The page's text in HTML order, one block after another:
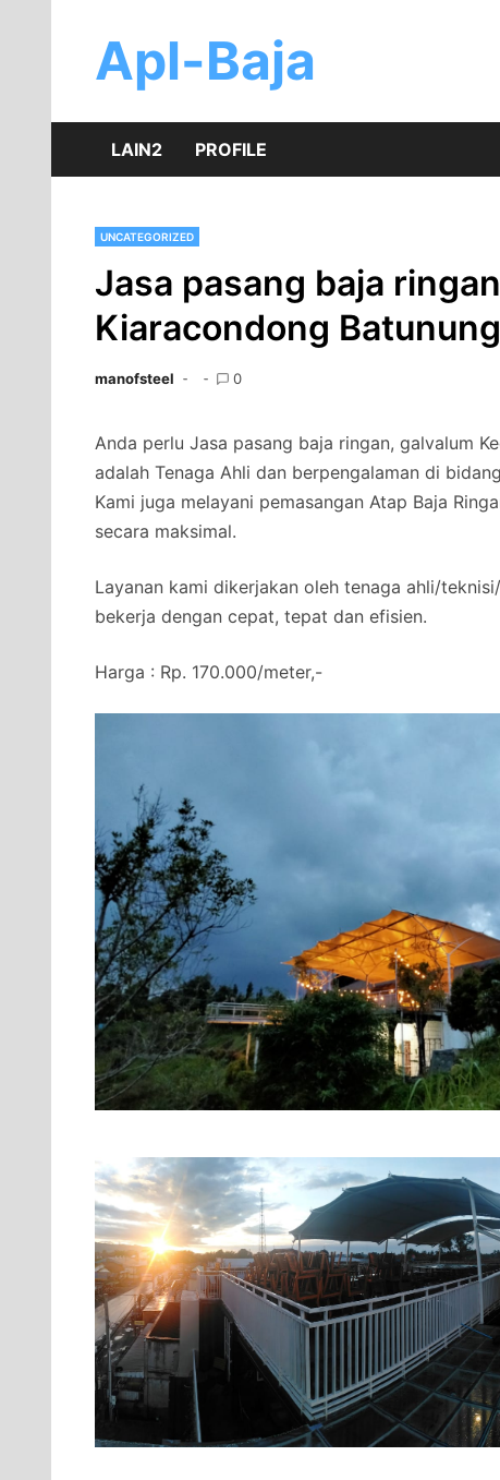
contentApl-Baja
LAIN2 PROFILE
UNCATEGORIZED
Jasa pasang baja
Kiaracondong
manofsteel 0
Anda perlu Jasa pasang baja ringan, galvalum
adalah Tenaga Ahli dan berpengalaman di
Kami juga melayani pemasangan Atap Baja
secara maksimal.
Layanan kami dikerjakan oleh tenaga ahli/
bekerja dengan cepat, tepat dan efisien.
Harga : Rp. 170.000/meter,-